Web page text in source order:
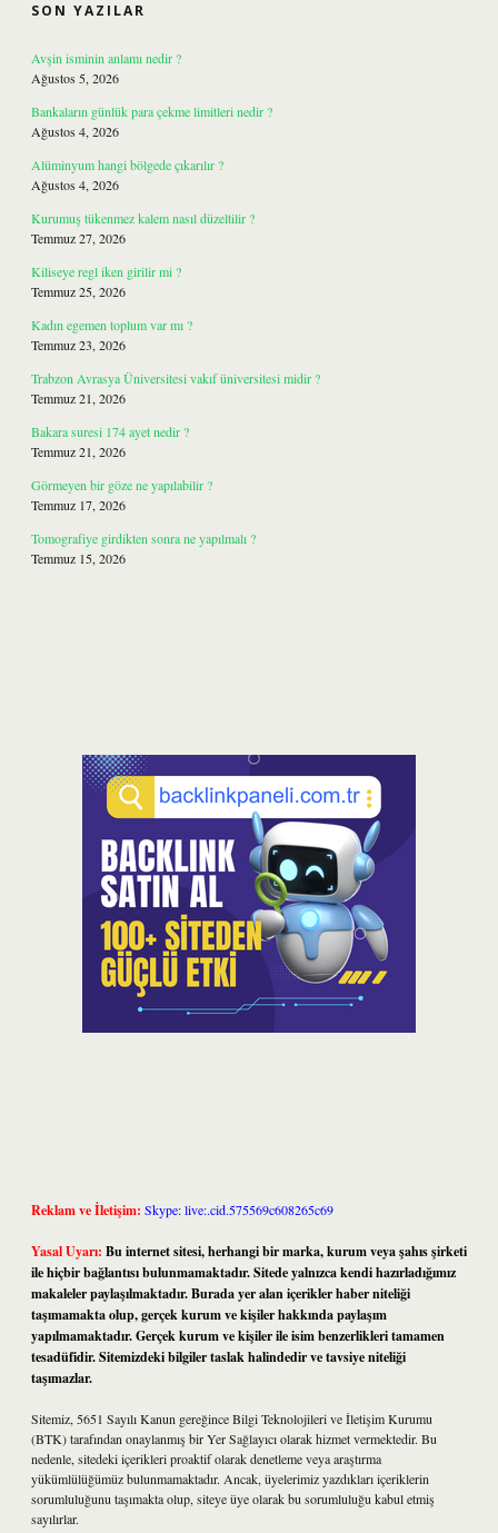
SON YAZILAR
Avşin isminin anlamı nedir ?
Ağustos 5, 2026
Bankaların günlük para çekme limitleri nedir ?
Ağustos 4, 2026
Alüminyum hangi bölgede çıkarılır ?
Ağustos 4, 2026
Kurumuş tükenmez kalem nasıl düzeltilir ?
Temmuz 27, 2026
Kiliseye regl iken girilir mi ?
Temmuz 25, 2026
Kadın egemen toplum var mı ?
Temmuz 23, 2026
Trabzon Avrasya Üniversitesi vakıf üniversitesi midir ?
Temmuz 21, 2026
Bakara suresi 174 ayet nedir ?
Temmuz 21, 2026
Görmeyen bir göze ne yapılabilir ?
Temmuz 17, 2026
Tomografiye girdikten sonra ne yapılmalı ?
Temmuz 15, 2026
Reklam ve İletişim: Skype: live:.cid.575569c608265c69
Yasal Uyarı: Bu internet sitesi, herhangi bir marka, kurum veya şahıs şirketi
ile hiçbir bağlantısı bulunmamaktadır. Sitede yalnızca kendi hazırladığımız
makaleler paylaşılmaktadır. Burada yer alan içerikler haber niteliği
taşımamakta olup, gerçek kurum ve kişiler hakkında paylaşım
yapılmamaktadır. Gerçek kurum ve kişiler ile isim benzerlikleri tamamen
tesadüfidir. Sitemizdeki bilgiler taslak halindedir ve tavsiye niteliği
taşımazlar.
Sitemiz, 5651 Sayılı Kanun gereğince Bilgi Teknolojileri ve İletişim Kurumu
(BTK) tarafından onaylanmış bir Yer Sağlayıcı olarak hizmet vermektedir. Bu
nedenle, sitedeki içerikleri proaktif olarak denetleme veya araştırma
yükümlülüğümüz bulunmamaktadır. Ancak, üyelerimiz yazdıkları içeriklerin
sorumluluğunu taşımakta olup, siteye üye olarak bu sorumluluğu kabul etmiş
sayılırlar.